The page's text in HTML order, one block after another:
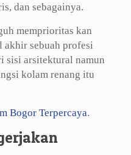
dan sebagainya.
memprioritas kan
akhir sebuah profesi
sisi arsitektural namun
kolam renang itu
Bogor Terpercaya.